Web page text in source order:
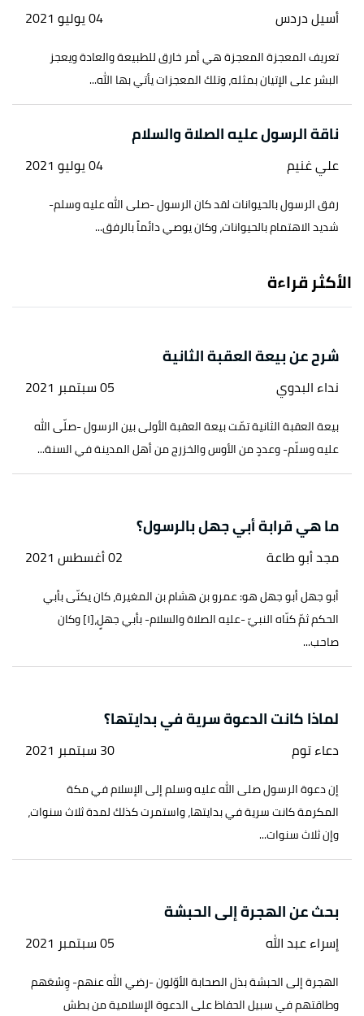
أسيل دردس 04 يوليو 2021
تعريف المعجزة المعجزة هي أمر خارق للطبيعة والعادة ويعجز
البشر على الإتيان بمثله، وتلك المعجزات يأتي بها الله...
ناقة الرسول عليه الصلاة والسلام
علي غنيم 04 يوليو 2021
رفق الرسول بالحيوانات لقد كان الرسول -صلى الله عليه وسلم-
شديد الاهتمام بالحيوانات، وكان يوصي دائماً بالرفق...
الأكثر قراءة
شرح عن بيعة العقبة الثانية
نداء البدوي 05 سبتمبر 2021
بيعة العقبة الثانية تمّت بيعة العقبة الأولى بين الرسول -صلّى الله
عليه وسلّم- وعددٍ من الأوس والخزرج من أهل المدينة في السنة...
ما هي قرابة أبي جهل بالرسول؟
مجد أبو طاعة 02 أغسطس 2021
أبو جهل أبو جهل هو: عمرو بن هشام بن المغيرة، كان يكنّى بأبي
الحكم ثمّ كنّاه النبيّ -عليه الصلاة والسلام- بأبي جهلٍ،[١] وكان
صاحب...
لماذا كانت الدعوة سرية في بدايتها؟
دعاء توم 30 سبتمبر 2021
إن دعوة الرسول صلى الله عليه وسلم إلى الإسلام في مكة
المكرمة كانت سرية في بدايتها، واستمرت كذلك لمدة ثلاث سنوات،
وإن ثلاث سنوات...
بحث عن الهجرة إلى الحبشة
إسراء عبد الله 05 سبتمبر 2021
الهجرة إلى الحبشة بذل الصحابة الأوّلون -رضي الله عنهم- وِسْعَهم
وطاقتهم في سبيل الحفاظ على الدعوة الإسلامية من بطش